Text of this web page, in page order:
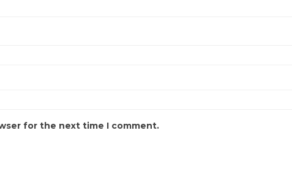
for the next time I comment.